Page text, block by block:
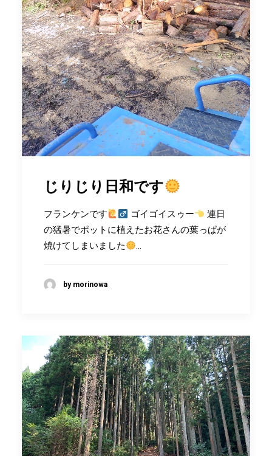
じりじり日和です
フランケンです ゴイゴイスゥー
連日
の猛暑でポットに植えたお花さんの葉っぱが
焼けてしまいました
…
by morinowa